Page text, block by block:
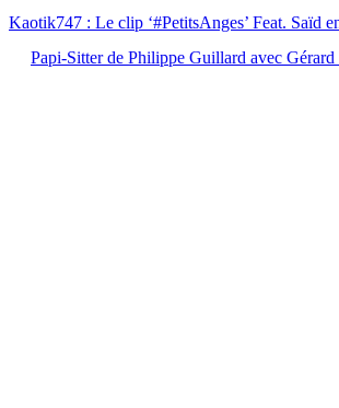
Kaotik747 : Le clip ‘#PetitsAnges’ Feat. Saïd
Papi-Sitter de Philippe Guillard avec